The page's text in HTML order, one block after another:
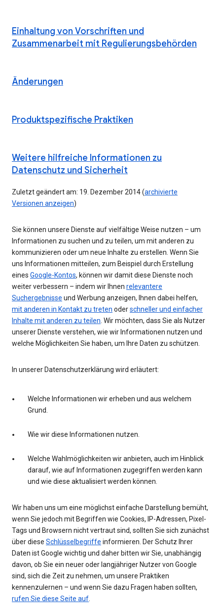
Einhaltung von Vorschriften und
Zusammenarbeit mit Regulierungsbehörden
Änderungen
Produktspezifische Praktiken
Weitere hilfreiche Informationen zu
Datenschutz und Sicherheit
Zuletzt geändert am: 19. Dezember 2014 (archivierte
Versionen anzeigen)
Sie können unsere Dienste auf vielfältige Weise nutzen – um
Informationen zu suchen und zu teilen, um mit anderen zu
kommunizieren oder um neue Inhalte zu erstellen. Wenn Sie
uns Informationen mitteilen, zum Beispiel durch Erstellung
eines Google-Kontos, können wir damit diese Dienste noch
weiter verbessern – indem wir Ihnen relevantere
Suchergebnisse und Werbung anzeigen, Ihnen dabei helfen,
mit anderen in Kontakt zu treten oderschneller und einfacher
Inhalte mit anderen zu teilen. Wir möchten, dass Sie als Nutzer
unserer Dienste verstehen, wie wir Informationen nutzen und
welche Möglichkeiten Sie haben, um Ihre Daten zu schützen.
In unserer Datenschutzerklärung wird erläutert:
Welche Informationen wir erheben und aus welchem
Grund.
Wie wir diese Informationen nutzen.
Welche Wahlmöglichkeiten wir anbieten, auch im Hinblick
darauf, wie auf Informationen zugegriffen werden kann
und wie diese aktualisiert werden können.
Wir haben uns um eine möglichst einfache Darstellung bemüht,
wenn Sie jedoch mit Begriffen wie Cookies, IP-Adressen, Pixel-
Tags und Browsern nicht vertraut sind, sollten Sie sich zunächst
über diese Schlüsselbegriffe informieren. Der Schutz Ihrer
Daten ist Google wichtig und daher bitten wir Sie, unabhängig
davon, ob Sie ein neuer oder langjähriger Nutzer von Google
sind, sich die Zeit zu nehmen, um unsere Praktiken
kennenzulernen – und wenn Sie dazu Fragen haben sollten,
rufen Sie diese Seite auf.